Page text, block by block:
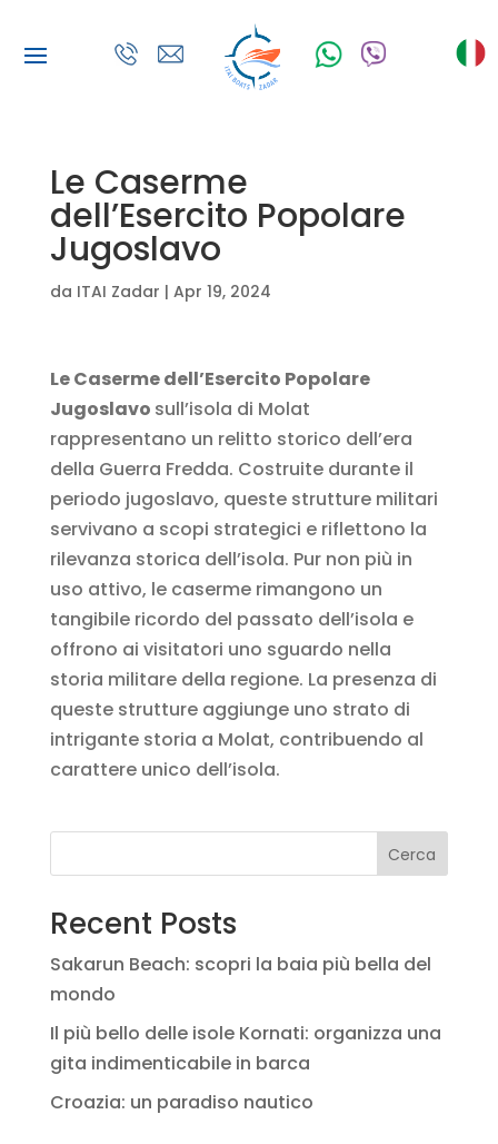
Le Caserme
dell’Esercito Popolare
Jugoslavo
da ITAI Zadar | Apr 19, 2024
Le Caserme dell’Esercito Popolare
Jugoslavo sull’isola di Molat
rappresentano un relitto storico dell’era
della Guerra Fredda. Costruite durante il
periodo jugoslavo, queste strutture militari
servivano a scopi strategici e riflettono la
rilevanza storica dell’isola. Pur non più in
uso attivo, le caserme rimangono un
tangibile ricordo del passato dell’isola e
offrono ai visitatori uno sguardo nella
storia militare della regione. La presenza di
queste strutture aggiunge uno strato di
intrigante storia a Molat, contribuendo al
carattere unico dell’isola.
Cerca
Recent Posts
Sakarun Beach: scopri la baia più bella del
mondo
Il più bello delle isole Kornati: organizza una
gita indimenticabile in barca
Croazia: un paradiso nautico